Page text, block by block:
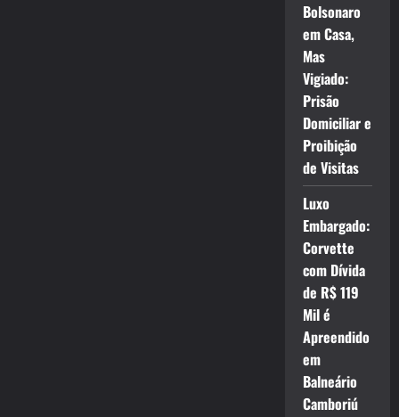
Bolsonaro
em Casa,
Mas
Vigiado:
Prisão
Domiciliar e
Proibição
de Visitas
Luxo
Embargado:
Corvette
com Dívida
de R$ 119
Mil é
Apreendido
em
Balneário
Camboriú